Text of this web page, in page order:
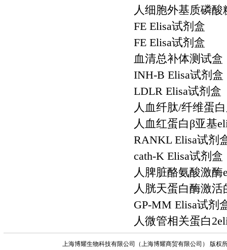
人细胞外基质磷酸
FE Elisa试剂盒
FE Elisa试剂盒
血清总补体测试盒
INH-B Elisa试剂盒
LDLR Elisa试剂盒
人血纤肽/纤维蛋
人血红蛋白β亚基
RANKL Elisa试剂
cath-K Elisa试剂盒
人脾脏酪氨酸激酶
人胱天蛋白酶激
GP-MM Elisa试剂
人微管相关蛋白
上海博耀生物科技有限公司（上海博耀商贸有限公司） 版权